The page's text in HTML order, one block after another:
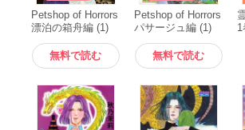
Petshop of Horrors
漂泊の箱舟編 (1)
電子書籍版
無料で読む
Petshop of Horrors
パサージュ編 (1)
電子書籍版
無料で読む